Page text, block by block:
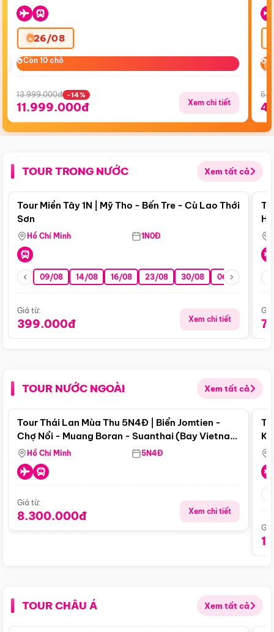
26/08
Còn 10 chỗ
Còn 10 chỗ
13.999.000đ -14%
11.999.000đ Xem chi tiết
TOUR TRONG NƯỚC Xem tất cả
Điểm nổi bật
Tour Miền Tây 1N | Mỹ Tho - Bến Tre - Cù Lao Thới
Sơn
Hồ Chí Minh 1N0Đ
09/08 14/08 16/08 23/08 30/08 06/09 13/09
Giá từ:
399.000đ Xem chi tiết
TOUR NƯỚC NGOÀI Xem tất cả
Điểm nổi bật
Tour Thái Lan Mùa Thu 5N4Đ | Biển Jomtien -
Chợ Nổi - Muang Boran - Suanthai (Bay Vietnam
Airlines)
Hồ Chí Minh 5N4Đ
Giá từ:
8.300.000đ Xem chi tiết
TOUR CHÂU Á Xem tất cả
Điểm nổi bật